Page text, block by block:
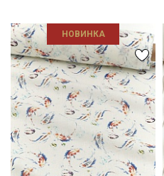
НОВИНКА